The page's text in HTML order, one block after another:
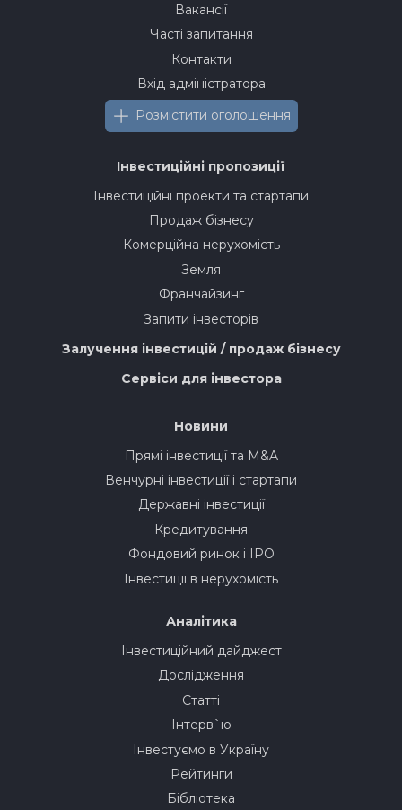
Вакансії
Часті запитання
Контакти
Вхід адміністратора
Розмістити оголошення
Інвестиційні пропозиції
Інвестиційні проекти та стартапи
Продаж бізнесу
Комерційна нерухомість
Земля
Франчайзинг
Запити інвесторів
Залучення інвестицій / продаж бізнесу
Сервіси для інвестора
Новини
Прямі інвестиції та M&A
Венчурні інвестиції і стартапи
Державні інвестиції
Кредитування
Фондовий ринок і IPO
Інвестиції в нерухомість
Аналітика
Інвестиційний дайджест
Дослідження
Статті
Інтерв`ю
Інвестуємо в Україну
Рейтинги
Бібліотека